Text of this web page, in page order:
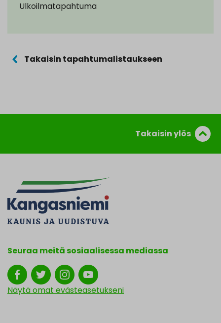
Ulkoilmatapahtuma
Takaisin tapahtumalistaukseen
Takaisin ylös
Seuraa meitä sosiaalisessa mediassa
Näytä omat evästeasetukseni